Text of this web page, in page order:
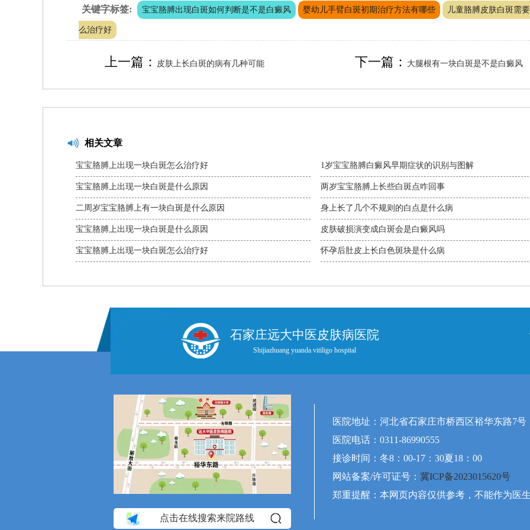
关键字标签: 宝宝胳膊出现白斑如何判断是不是白癜风 婴幼儿手臂白斑初期治疗方法有哪些 儿童胳膊皮肤白斑需
么治疗好
上一篇： 皮肤上长白斑的病有几种可能 下一篇： 大腿根有一块白斑是不是白癜风
相关文章
宝宝胳膊上出现一块白斑怎么治疗好
宝宝胳膊上出现一块白斑是什么原因
二周岁宝宝胳膊上有一块白斑是什么原因
宝宝胳膊上出现一块白斑是什么原因
宝宝胳膊上出现一块白斑怎么治疗好
1岁宝宝胳膊白癜风早期症状的识别与图解
两岁宝宝胳膊上长些白斑点咋回事
身上长了几个不规则的白点是什么病
皮肤破损演变成白斑会是白癜风吗
怀孕后肚皮上长白色斑块是什么病
石家庄远大中医皮肤病医院
Shijiazhuang yuanda vitiligo hospital
点击在线搜索来院路线
医院地址：河北省石家庄市桥西区裕华东路7号
医院电话：0311-86990555
接诊时间：冬8：00-17：30夏18：00
网站备案/许可证号： 冀ICP备2023015620号
郑重提醒：本网页内容仅供参考，不能作为医